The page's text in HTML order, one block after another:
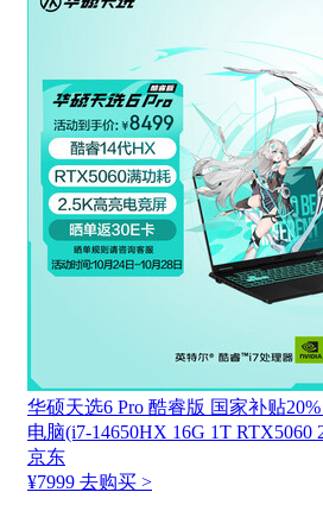
华硕天选6 Pro 酷睿版 国家补贴
电脑(i7-14650HX 16G 1T RTX5060
京东
¥7999 去购买 >